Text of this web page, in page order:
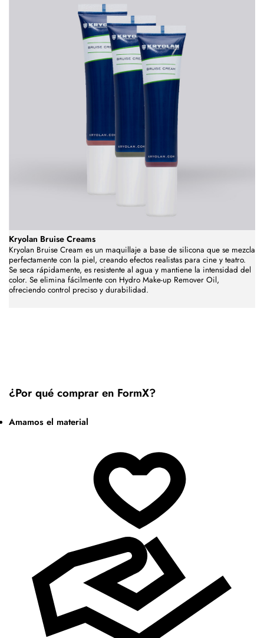
Kryolan Bruise Creams
Kryolan Bruise Cream es un maquillaje a base de silicona que se mezcla
perfectamente con la piel, creando efectos realistas para cine y teatro.
Se seca rápidamente, es resistente al agua y mantiene la intensidad del
color. Se elimina fácilmente con Hydro Make-up Remover Oil,
ofreciendo control preciso y durabilidad.
¿Por qué comprar en FormX?
Amamos el material